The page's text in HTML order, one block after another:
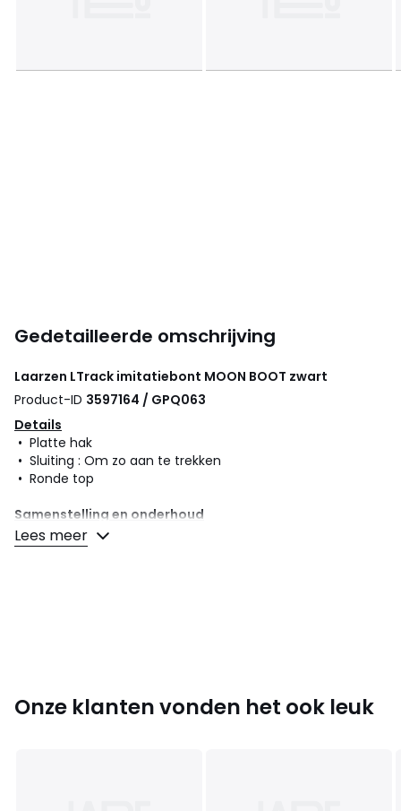
Gedetailleerde omschrijving
Laarzen LTrack imitatiebont MOON BOOT zwart
Product-ID 3597164 / GPQ063
Details
• Platte hak
• Sluiting : Om zo aan te trekken
• Ronde top
Samenstelling en onderhoud
• Bovenzijde/Schacht : 51% polyamide, 49% polyurethaan
• Voering : 92% polyester, 8% polyamide
Lees meer
Onze klanten vonden het ook leuk